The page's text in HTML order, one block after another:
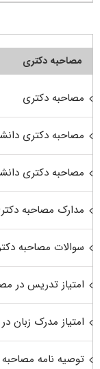
مصاحبه دکتری
مصاحبه دکتری
مصاحبه دکتری
مصاحبه دکتری
مدارک مصاحبه
سوالات مصاحبه
امتیاز تدریس در
امتیاز مدرک زبان
توصیه نامه